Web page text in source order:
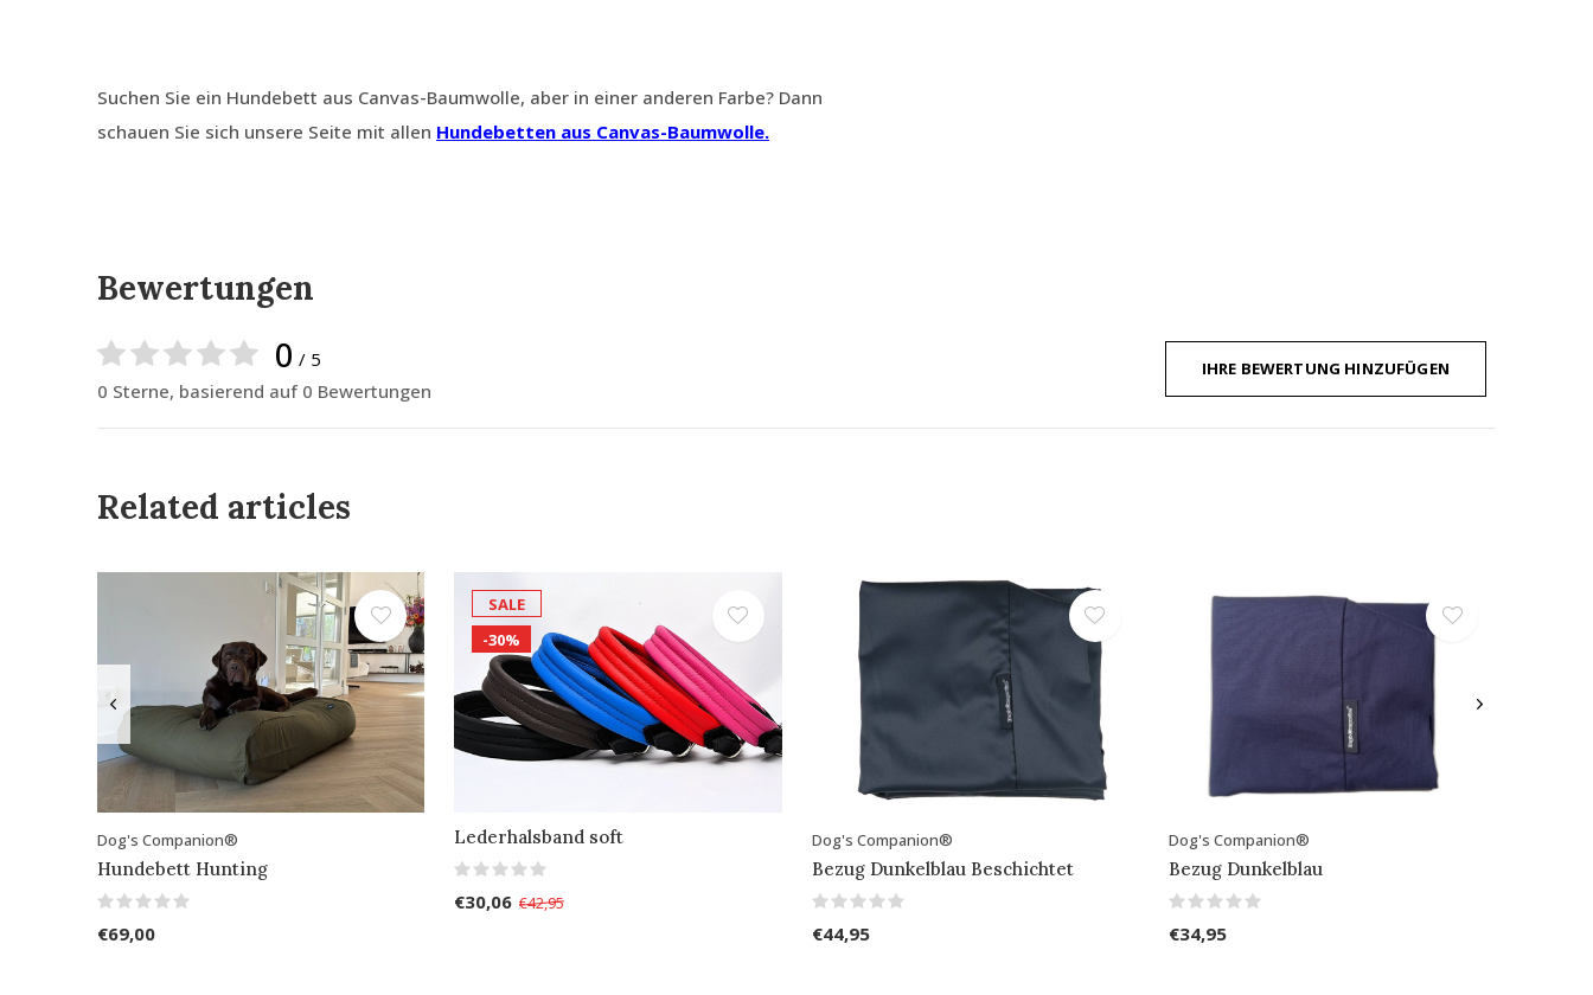
Suchen Sie ein Hundebett aus Canvas-Baumwolle, aber in einer anderen Farbe? Dann
schauen Sie sich unsere Seite mit allen Hundebetten aus Canvas-Baumwolle.
Bewertungen
0 / 5
0 Sterne, basierend auf 0 Bewertungen
IHRE BEWERTUNG HINZUFÜGEN
Related articles
Dog's Companion®
Hundebett Hunting
€69,00
SALE
-30%
Lederhalsband soft
€30,06 €42,95
Dog's Companion®
Bezug Dunkelblau Beschichtet
€44,95
Dog's Companion®
Bezug Dunkelblau
€34,95